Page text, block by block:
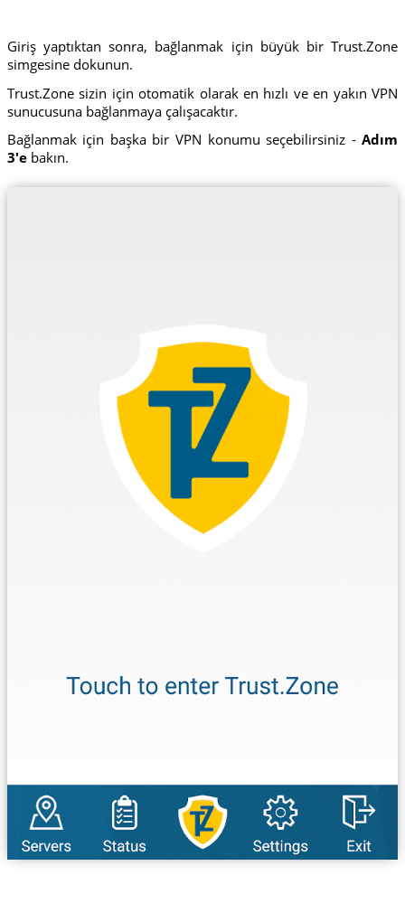
Giriş yaptıktan sonra, bağlanmak için büyük bir Trust.Zone
simgesine dokunun.
Trust.Zone sizin için otomatik olarak en hızlı ve en yakın VPN
sunucusuna bağlanmaya çalışacaktır.
Bağlanmak için başka bir VPN konumu seçebilirsiniz -Adım
3'ebakın.